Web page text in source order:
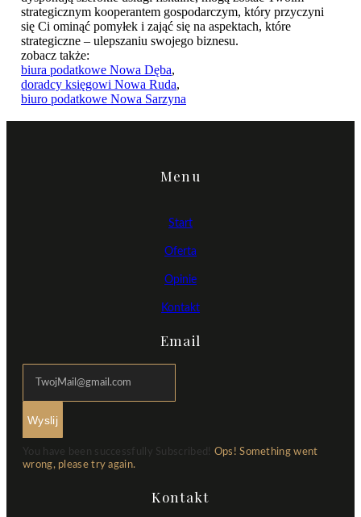
strategicznym kooperantem gospodarczym, który przyczyni
się Ci ominąć pomyłek i zająć się na aspektach, które
strategiczne – ulepszaniu swojego biznesu.
zobacz także:
biura podatkowe Nowa Dęba,
doradcy księgowi Nowa Ruda,
biuro podatkowe Nowa Sarzyna
Menu
Start
Oferta
Opinie
Kontakt
Email
Wyslij
You have been successfully Subscribed!
Ops! Something went
wrong, please try again.
Kontakt